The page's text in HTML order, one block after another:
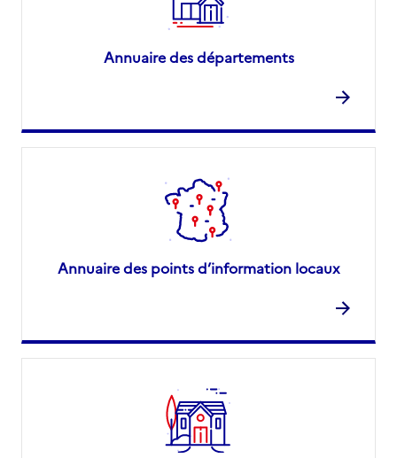
Annuaire des départements
Annuaire des points d’information locaux